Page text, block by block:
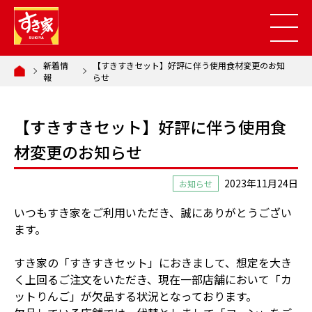
新着情
報
【すきすきセット】好評に伴う使用食材変更のお知
らせ
【すきすきセット】好評に伴う使用食
材変更のお知らせ
お知らせ 2023年11月24日
いつもすき家をご利用いただき、誠にありがとうござい
ます。
すき家の「すきすきセット」におきまして、想定を大き
く上回るご注文をいただき、現在一部店舗において「カ
ットりんご」が欠品する状況となっております。